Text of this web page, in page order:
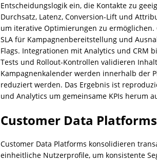
Entscheidungslogik ein, die Kontakte zu
Durchsatz, Latenz, Conversion-Lift und
um iterative Optimierungen zu
SLA für Kampagnenbereitstellung und
Flags. Integrationen mit Analytics und CRM
Tests und Rollout-Kontrollen validieren
Kampagnenkalender werden innerhalb der
reduziert werden. Das Ergebnis ist
und Analytics um gemeinsame KPIs herum
Customer Data Platforms
Customer Data Platforms konsolidieren
einheitliche Nutzerprofile, um konsistente